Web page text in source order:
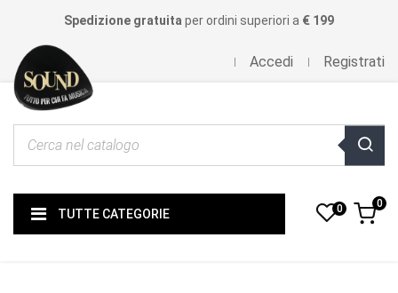
Spedizione gratuita per ordini superiori a € 199
Accedi Registrati
TUTTE CATEGORIE 0 0